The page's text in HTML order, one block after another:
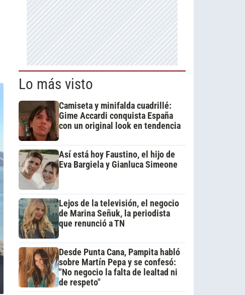
Lo más visto
Camiseta y minifalda cuadrillé:
Gime Accardi conquista España
con un original look en tendencia
Así está hoy Faustino, el hijo de
Eva Bargiela y Gianluca Simeone
Lejos de la televisión, el negocio
de Marina Señuk, la periodista
que renunció a TN
Desde Punta Cana, Pampita habló
sobre Martín Pepa y se confesó:
"No negocio la falta de lealtad ni
de respeto"